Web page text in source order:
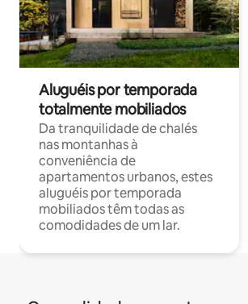
Aluguéis por temporada
totalmente mobiliados
Da tranquilidade de chalés
nas montanhas à
conveniência de
apartamentos urbanos, estes
aluguéis por temporada
mobiliados têm todas as
comodidades de um lar.